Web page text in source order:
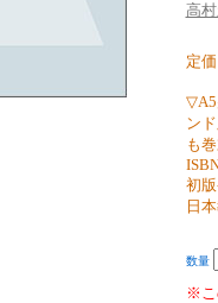
高
定
▽A5
ン
も
初
日
数量
※こ